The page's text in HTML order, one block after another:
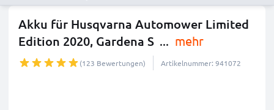
Akku für Husqvarna Automower Limited
Edition 2020, Gardena S ... mehr
(123 Bewertungen) Artikelnummer: 941072